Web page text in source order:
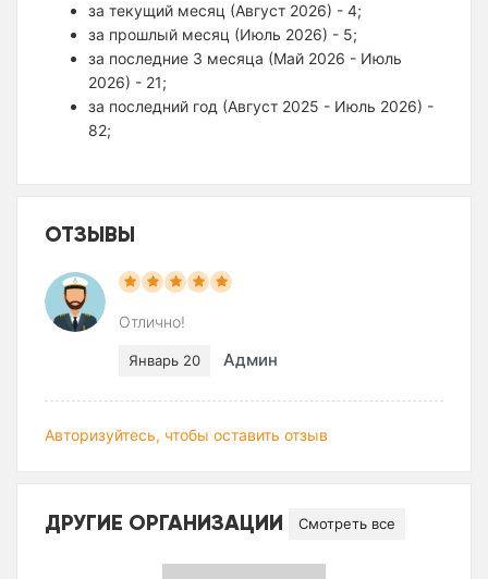
за текущий месяц (Август 2026) - 4;
за прошлый месяц (Июль 2026) - 5;
за последние 3 месяца (Май 2026 - Июль
2026) - 21;
за последний год (Август 2025 - Июль 2026) -
82;
ОТЗЫВЫ
Отлично!
Январь 20 Админ
Авторизуйтесь, чтобы оставить отзыв
ДРУГИЕ ОРГАНИЗАЦИИ Смотреть все